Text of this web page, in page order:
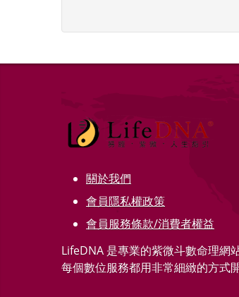
關於我們
會員隱私權政策
會員服務條款/消費者權益
LifeDNA 是專業的紫微斗數命理網
每個數位服務都用非常細緻的方式